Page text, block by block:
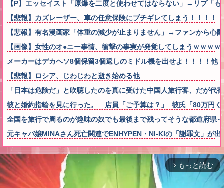
【P】エッセイスト「原爆を二度と使わせてはならない」→リプ「
【悲報】カズレーザー、車の任意保険にブチギレてしまう！！！！
【悲報】有名漫画家「体重の減少が止まりません」→ファンから心
【画像】女性のオ●ニー事情、衝撃の事実が発覚してしまうｗｗｗｗ
メーカーはデカヘソ8個保留3個返しのミドル機を出せよ！！！！他
【悲報】ロシア、じわじわと逝き始める他
「日本は危険だ」と吹聴したのを真に受けた中国人旅行客、だが
彼と婚約指輪を見に行った。 店員「ご予算は？」 彼氏「80万
全国を旅行で周るのが趣味の奴でも最後まで残ってそうな都道府県
元キャバ嬢MINAさん死亡関連でENHYPEN・NI-KIの「謝罪文」が
arrow_forward_ios もっと読む